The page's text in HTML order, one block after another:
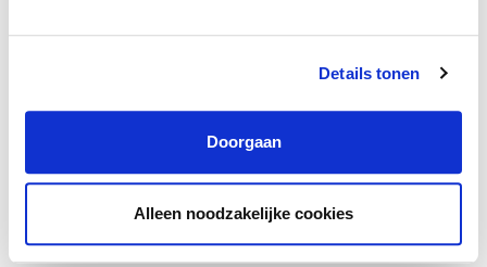
Details tonen
Doorgaan
Alleen noodzakelijke cookies